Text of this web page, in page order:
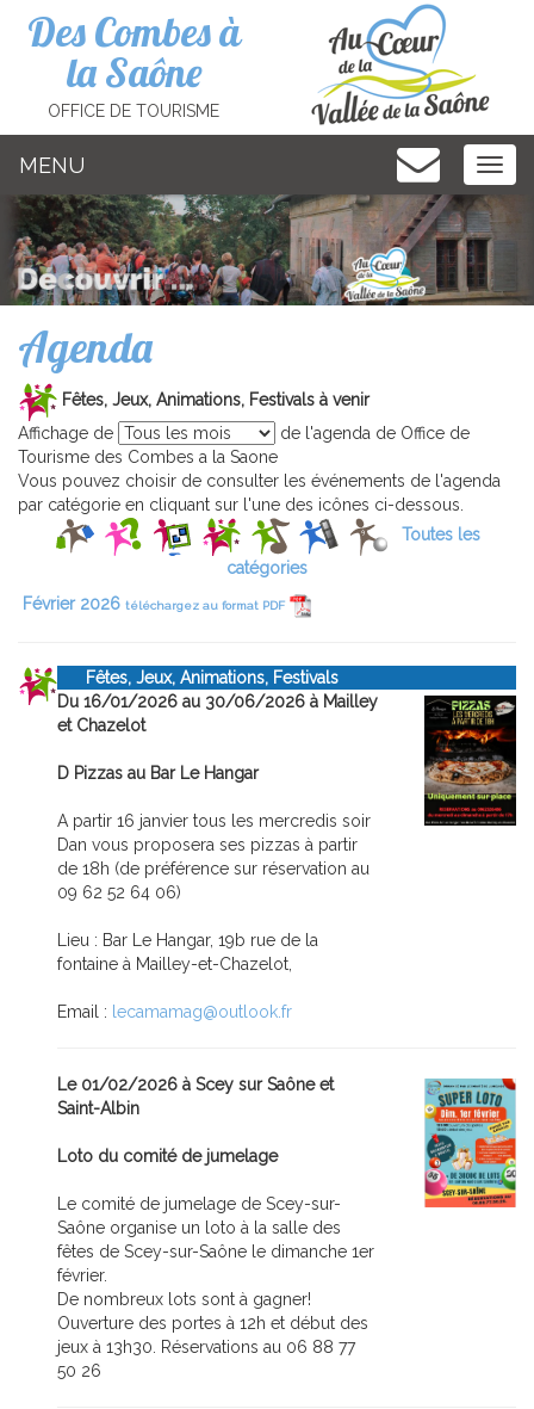
Des Combes à
la Saône
OFFICE DE TOURISME
MENU
Agenda
Fêtes, Jeux, Animations, Festivals à venir
Affichage de
de l'agenda de Office de
Tourisme des Combes a la Saone
Vous pouvez choisir de consulter les événements de l'agenda
par catégorie en cliquant sur l'une des icônes ci-dessous.
Toutes les
catégories
Février 2026 téléchargez au format PDF
Fêtes, Jeux, Animations, Festivals
Du 16/01/2026 au 30/06/2026 à Mailley
et Chazelot
D Pizzas au Bar Le Hangar
A partir 16 janvier tous les mercredis soir
Dan vous proposera ses pizzas à partir
de 18h (de préférence sur réservation au
09 62 52 64 06)
Lieu : Bar Le Hangar, 19b rue de la
fontaine à Mailley-et-Chazelot,
Email : lecamamag@outlook.fr
Le 01/02/2026 à Scey sur Saône et
Saint-Albin
Loto du comité de jumelage
Le comité de jumelage de Scey-sur-
Saône organise un loto à la salle des
fêtes de Scey-sur-Saône le dimanche 1er
février.
De nombreux lots sont à gagner!
Ouverture des portes à 12h et début des
jeux à 13h30. Réservations au 06 88 77
50 26